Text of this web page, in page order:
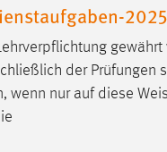
2025
der Prüfungen
wenn nur auf diese